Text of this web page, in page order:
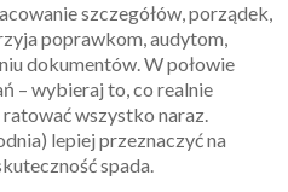
szczegółów, porządek,
poprawkom, audytom,
dokumentów. W połowie
– wybieraj to, co realnie
wszystko naraz.
lepiej przeznaczyć na
spada.